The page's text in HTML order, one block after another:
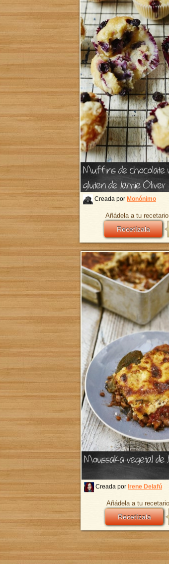
Coliflor al grill con pesto de invierno de
Jamie Oliver
Creada por
Añádela a tu recetario:
Moussaka vegetal de Jamie Oliver
Creada por Irene Delafú
Añádela a tu recetario:
Recetízala